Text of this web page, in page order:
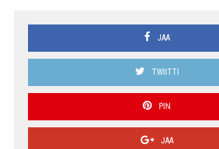
JAA
TWIITTI
PIN
JAA